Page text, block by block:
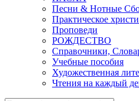
Песни & Нотные
Практическое
Проповеди
РОЖДЕСТВО
Справочники,
Учебные пособия
Художественная
Чтения на каждый